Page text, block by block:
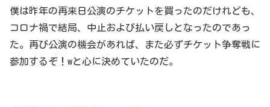
僕は昨年の再来日公演のチケットを買ったのだけれども、
コロナ禍で結局、中止および払い戻しとなったのであっ
た。再び公演の機会があれば、また必ずチケット争奪戦に
参加するぞ！wと心に決めていたのだ。